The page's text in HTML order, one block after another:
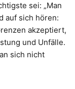
sei: „Man
auf sich hören:
akzeptiert,
und Unfälle.
sich nicht